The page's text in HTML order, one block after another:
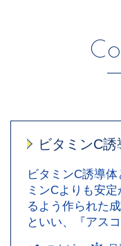
ビタミンC誘
ビタミンC誘導
ミンCよりも安
るよう作られた
といい、『アス